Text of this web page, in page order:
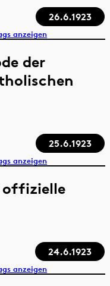
26.6.1923
anzeigen
der
25.6.1923
anzeigen
offizielle
24.6.1923
anzeigen